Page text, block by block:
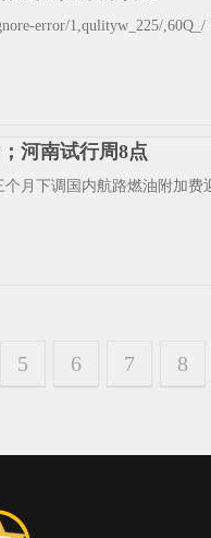
error/1,qulityw_225/
河南试行周8点
月下调国内航路燃油附加
5 6 7 8